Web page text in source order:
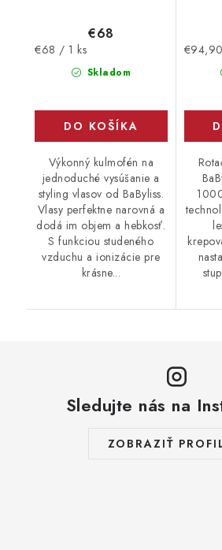
Skladom
€68
Jednotková
€68 / 1 ks
DO KOŠÍKA
Výkonný kulmofén na
jednoduché vysúšanie a
styling vlasov od BaByliss.
Vlasy perfektne narovná a
dodá im objem a hebkosť.
S funkciou studeného
vzduchu a ionizácie pre
krásne...
Sledujte nás na
ZOBRAZIŤ